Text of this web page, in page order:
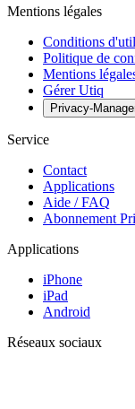
Mentions légales
Conditions
Politique de
Mentions
Gérer Utiq
Privacy-
Service
Contact
Applications
Aide / FAQ
Abonnement
Applications
iPhone
iPad
Android
Réseaux sociaux